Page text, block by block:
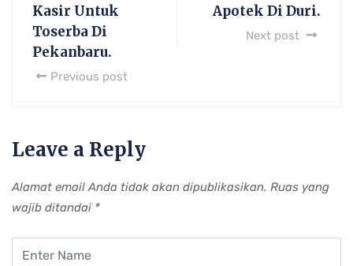
Kasir Untuk
Toserba Di
Pekanbaru.
Previous post
Apotek Di Duri.
Next post
Leave a Reply
Alamat email Anda tidak akan dipublikasikan. Ruas yang
wajib ditandai *